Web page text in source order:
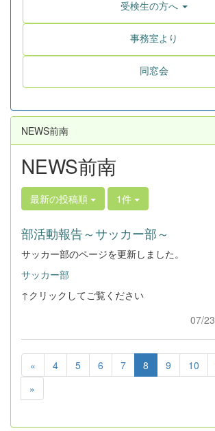
受検生の方へ
事務室より
同窓会
NEWS前南
NEWS前南
最新の投稿順 1件
部活動報告～サッカー部～
サッカー部のページを更新しました。
サッカー部
↑クリックしてご覧ください
07/23
« 4 5 6 7 8 9 10
»